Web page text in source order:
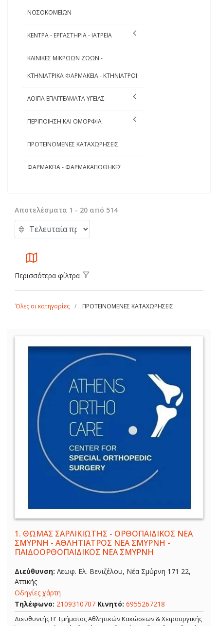
ΝΟΣΟΚΟΜΕΙΩΝ
ΚΕΝΤΡΑ - ΕΡΓΑΣΤΗΡΙΑ - ΙΑΤΡΕΙΑ
ΚΛΙΝΙΚΕΣ ΜΙΚΡΩΩΝ ΖΩΩΝ -
ΚΤΗΝΙΑΤΡΙΚΑ ΦΑΡΜΑΚΕΙΑ - ΚΤΗΝΙΑΤΡΟΙ
ΛΟΙΠΑ ΕΠΑΓΓΕΛΜΑΤΑ ΥΓΕΙΑΣ
ΠΕΡΙΠΟΙΗΣΗ ΚΑΙ ΟΜΟΡΦΙΑ
ΠΡΟΤΕΙΝΟΜΕΝΕΣ ΚΑΤΑΧΩΡΗΣΕΙΣ
ΦΑΡΜΑΚΕΙΑ - ΦΑΡΜΑΚΑΠΟΘΗΚΕΣ
Αποτελέσματα 1 - 20 από 514
Περισσότερα φίλτρα
Όλες οι κατηγορίες ΠΡΟΤΕΙΝΟΜΕΝΕΣ ΚΑΤΑΧΩΡΗΣΕΙΣ
1. ΘΩΜΑΣ ΣΑΡΛΙΚΙΩΤΗΣ - ΟΡΘΟΠΑΙΔΙΚΟΣ ΝΕΑ
ΣΜΥΡΝΗ - ΑΘΛΗΤΙΑΤΡΟΣ ΝΕΑ ΣΜΥΡΝΗ -
ΠΑΙΔΟΟΡΘΟΠΑΙΔΙΚΟΣ ΝΕΑ ΣΜΥΡΝΗ
Διεύθυνση: Λεωφ. Ελ. Βενιζέλου, Νέα Σμύρνη 171 22,
Αττικής
Οδηγίες χάρτη
Τηλέφωνο: 2109310707 Κινητό: 6955267218
Διευθυντής Η' Τμήματος Αθλητικών Κακώσεων & Χειρουργικής